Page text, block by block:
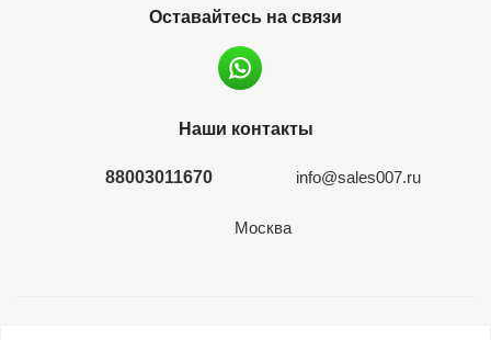
Оставайтесь на связи
Наши контакты
88003011670 info@sales007.ru
Москва